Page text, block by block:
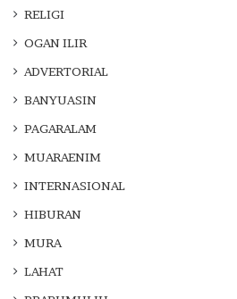
RELIGI
OGAN ILIR
ADVERTORIAL
BANYUASIN
PAGARALAM
MUARAENIM
INTERNASIONAL
HIBURAN
MURA
LAHAT